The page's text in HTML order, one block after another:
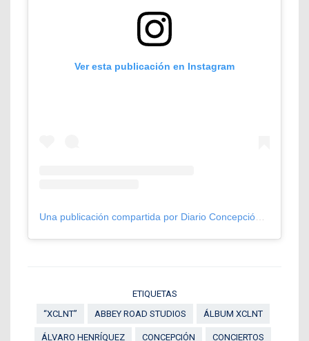
Ver esta publicación en Instagram
ETIQUETAS
“XCLNT”
ABBEY ROAD STUDIOS ÁLBUM XCLNT
ÁLVARO HENRÍQUEZ CONCEPCIÓN CONCIERTOS